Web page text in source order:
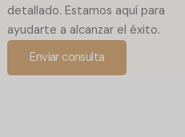
detallado. Estamos aquí para
ayudarte a alcanzar el éxito.
Enviar consulta